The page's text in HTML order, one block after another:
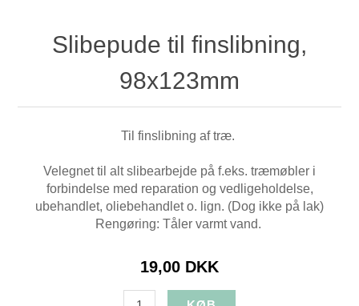
Slibepude til finslibning,
98x123mm
Til finslibning af træ.
Velegnet til alt slibearbejde på f.eks. træmøbler i
forbindelse med reparation og vedligeholdelse,
ubehandlet, oliebehandlet o. lign. (Dog ikke på lak)
Rengøring: Tåler varmt vand.
19,00 DKK